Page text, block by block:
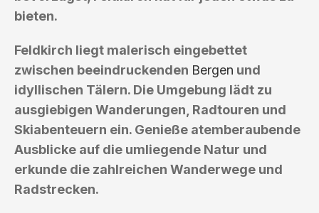
bieten.
Feldkirch liegt malerisch eingebettet
zwischen beeindruckenden Bergen und
idyllischen Tälern. Die Umgebung lädt zu
ausgiebigen Wanderungen, Radtouren und
Skiabenteuern ein. Genieße atemberaubende
Ausblicke auf die umliegende Natur und
erkunde die zahlreichen Wanderwege und
Radstrecken.